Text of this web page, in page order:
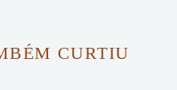
CURTIU